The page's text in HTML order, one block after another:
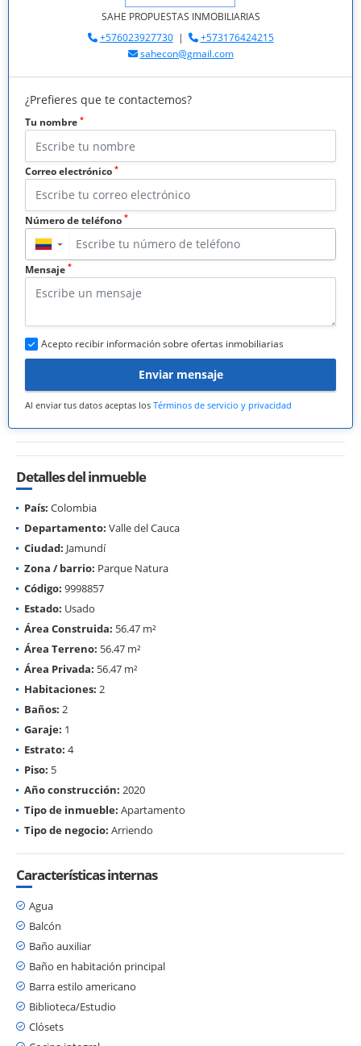
SAHE PROPUESTAS INMOBILIARIAS
+576023927730|
+573176424215
sahecon@gmail.com
¿Prefieres que te contactemos?
Tu nombre *
Correo electrónico *
Número de teléfono *
▼
Mensaje *
Acepto recibir información sobre ofertas inmobiliarias
Enviar mensaje
Al enviar tus datos aceptas los Términos de servicio y privacidad
Detalles del inmueble
País: Colombia
Departamento: Valle del Cauca
Ciudad: Jamundí
Zona / barrio: Parque Natura
Código: 9998857
Estado: Usado
Área Construida: 56.47 m²
Área Terreno: 56.47 m²
Área Privada: 56.47 m²
Habitaciones: 2
Baños: 2
Garaje: 1
Estrato: 4
Piso: 5
Año construcción: 2020
Tipo de inmueble: Apartamento
Tipo de negocio: Arriendo
Características internas
Agua
Balcón
Baño auxiliar
Baño en habitación principal
Barra estilo americano
Biblioteca/Estudio
Clósets